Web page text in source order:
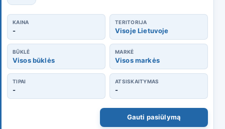
KAINA
-
TERITORIJA
Visoje Lietuvoje
BŪKLĖ
Visos būklės
MARKĖ
Visos markės
TIPAI
-
ATSISKAITYMAS
-
Gauti pasiūlymą